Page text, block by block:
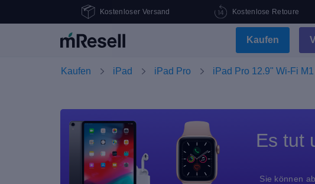
Kostenloser Versand Kostenlose Retoure
Kaufen
Kaufen iPad iPad Pro iPad Pro 12.9" Wi-Fi
Es tut
Sie können